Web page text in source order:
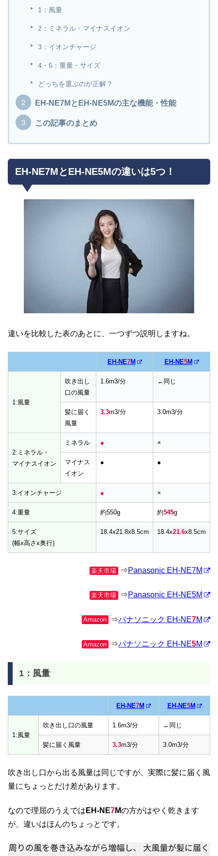
1：風量
2：ミネラル・マイナスイオン
3：イオンチャージ
4・5：重量・サイズ
どっちを選ぶのが正解？
EH-NE7MとEH-NE5Mの主な機能・性能
この記事のまとめ
EH-NE7MとEH-NE5Mの違いは5つ！
違いを比較した表のあとに、一つずつ説明しますね。
EH-NE7M EH-NE5M
1:風量
吹き出し
口の風量
1.6m3/分 ←同じ
髪に届く
風量
3.3m3/分 3.0m3/分
2:ミネラル・
マイナスイオン
ミネラル ● ×
マイナス
イオン
● ●
3:イオンチャージ ● ×
4:重量 約550g 約545g
5:サイズ
(幅x高さx奥行)
18.4x21.8x8.5cm 18.4x21.6x8.5cm
楽天市場 ⇒Panasonic EH-NE7M
楽天市場 ⇒Panasonic EH-NE5M
Amazon ⇒パナソニック EH-NE7M
Amazon ⇒パナソニック EH-NE5M
1：風量
EH-NE7M EH-NE5M
1:風量
吹き出し口の風量 1.6m3/分 ←同じ
髪に届く風量 3.3m3/分 3.0m3/分
吹き出し口から出る風量は同じですが、実際に髪に届く風
量にちょっとだけ差があります。
なので理屈のうえでは EH-NE7Mの方がはやく乾きます
が、違いはほんのちょっとです。